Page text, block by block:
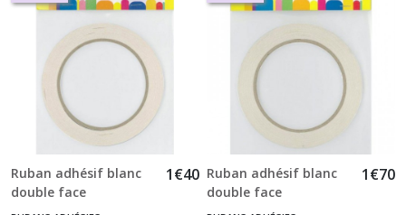
Ruban adhésif blanc
double face
transparent 6 mm x
1€40 Ruban adhésif blanc
double face
transparent 9 mm x
1€70